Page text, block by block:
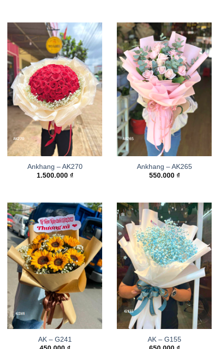
Ankhang – AK270
1.500.000 ₫
Ankhang – AK265
550.000 ₫
AK – G241
AK – G155